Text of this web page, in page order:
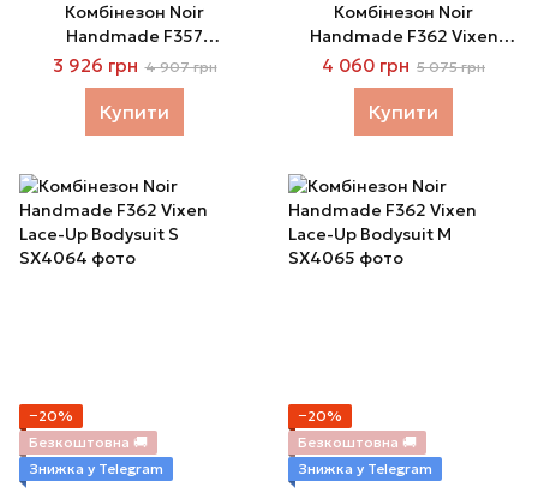
Комбінезон Noir
Handmade F357
Bondesque Catsuit XS
3 926 грн 4 907 грн
Купити
Комбінезон Noir
Handmade F362 Vixen
Lace-Up Bodysuit XS
4 060 грн 5 075 грн
Купити
−20%
Безкоштовна 🚚
Знижка у Telegram
−20%
Безкоштовна 🚚
Знижка у Telegram